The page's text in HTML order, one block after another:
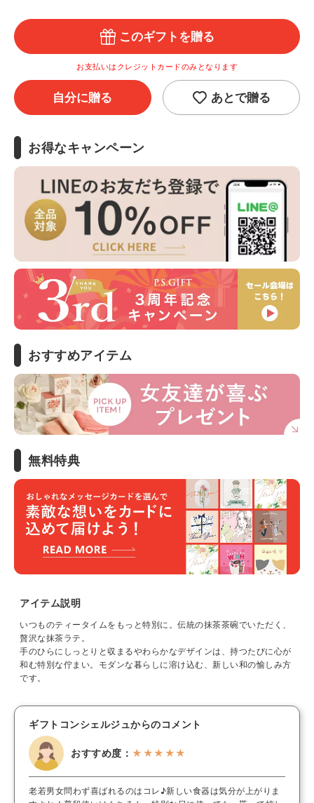
このギフトを贈る
お支払いはクレジットカードのみとなります
自分に贈る あとで贈る
お得なキャンペーン
おすすめアイテム
無料特典
アイテム説明
いつものティータイムをもっと特別に。伝統の抹茶茶碗でいただく、
贅沢な抹茶ラテ。
手のひらにしっとりと収まるやわらかなデザインは、持つたびに心が
和む特別な佇まい。モダンな暮らしに溶け込む、新しい和の愉しみ方
です。
ギフトコンシェルジュからのコメント
おすすめ度： ★★★★★
老若男女問わず喜ばれるのはコレ♪新しい食器は気分が上がりま